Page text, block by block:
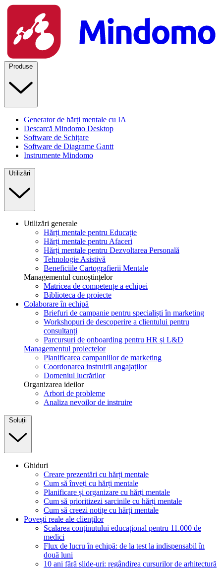
Produse
Generator de hărți mentale cu IA
Descarcă Mindomo Desktop
Software de Schițare
Software de Diagrame Gantt
Instrumente Mindomo
Utilizări
Utilizări generale
Hărți mentale pentru Educație
Hărți mentale pentru Afaceri
Hărți mentale pentru Dezvoltarea Personală
Tehnologie Asistivă
Beneficiile Cartografierii Mentale
Managementul cunoștințelor
Matricea de competențe a echipei
Biblioteca de proiecte
Colaborare în echipă
Briefuri de campanie pentru specialiști în marketing
Workshopuri de descoperire a clientului pentru
consultanți
Parcursuri de onboarding pentru HR și L&D
Managementul proiectelor
Planificarea campaniilor de marketing
Coordonarea instruirii angajaților
Domeniul lucrărilor
Organizarea ideilor
Arbori de probleme
Analiza nevoilor de instruire
Soluții
Ghiduri
Creare prezentări cu hărți mentale
Cum să înveți cu hărți mentale
Planificare și organizare cu hărți mentale
Cum să prioritizezi sarcinile cu hărți mentale
Cum să creezi notițe cu hărți mentale
Povești reale ale clienților
Scalarea conținutului educațional pentru 11.000 de
medici
Flux de lucru în echipă: de la test la indispensabil în
două luni
10 ani fără slide-uri: regândirea cursurilor de arhitectură